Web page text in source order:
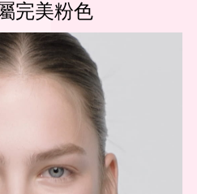
完美粉色